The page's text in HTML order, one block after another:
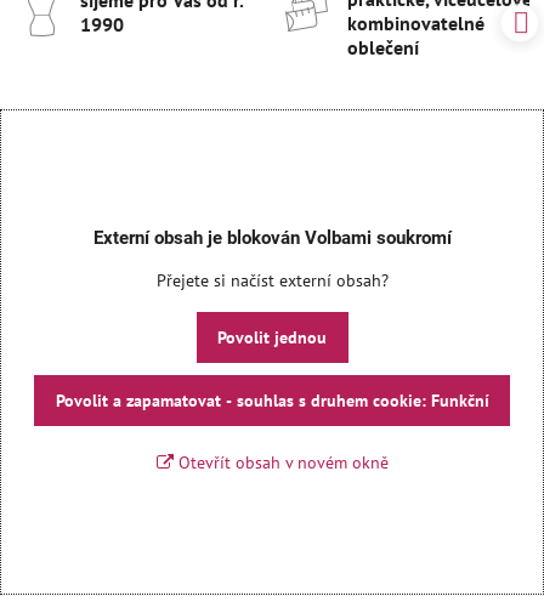
1990
kombinovatelné
oblečení
Externí obsah je blokován Volbami soukromí
Přejete si načíst externí obsah?
Povolit jednou
Povolit a zapamatovat - souhlas s druhem cookie: Funkční
Otevřít obsah v novém okně